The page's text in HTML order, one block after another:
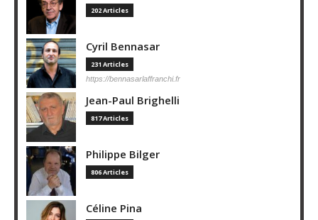
202 Articles
Cyril Bennasar
231 Articles
https://bennasarlaffranchi.fr
Jean-Paul Brighelli
817 Articles
Philippe Bilger
806 Articles
Céline Pina